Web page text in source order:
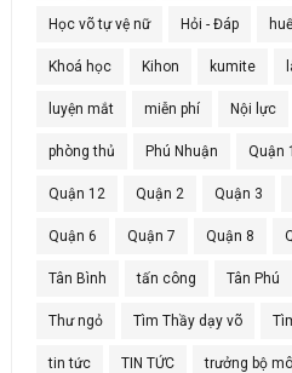
Học võ tự vệ nữ Hỏi - Đáp huế
Khoá học Kihon kumite
luyện mắt miễn phí Nội lực
phòng thủ Phú Nhuận Quận 1
Quận 12 Quận 2 Quận 3
Quận 6 Quận 7 Quận 8
Tân Bình tấn công Tân Phú
Thư ngỏ Tìm Thầy dạy võ
tin tức TIN TỨC trưởng bộ